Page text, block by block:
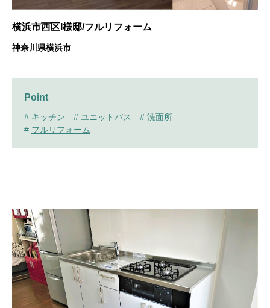
横浜市西区I様邸/フルリフォーム
神奈川県横浜市
Point
# キッチン # ユニットバス # 洗面所
# フルリフォーム